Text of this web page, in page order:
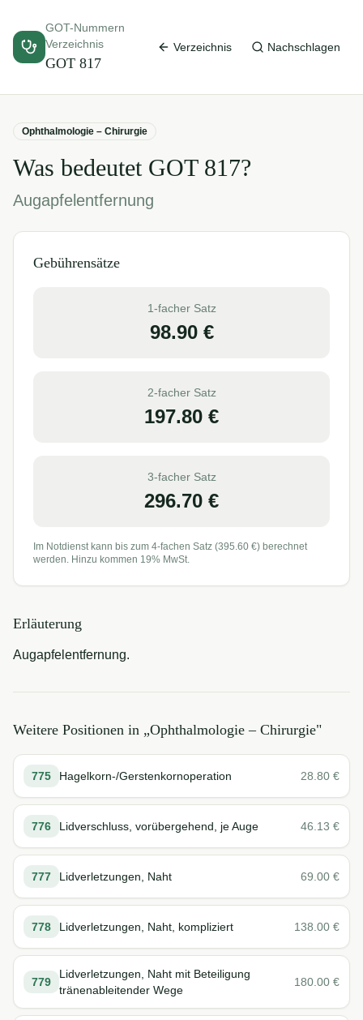
GOT-Nummern
Verzeichnis
GOT 817
Verzeichnis Nachschlagen
Ophthalmologie – Chirurgie
Was bedeutet GOT 817?
Augapfelentfernung
Gebührensätze
1-facher Satz
98.90€
2-facher Satz
197.80 €
3-facher Satz
296.70 €
Im Notdienst kann bis zum 4-fachen Satz (395.60 €) berechnet
werden. Hinzu kommen 19% MwSt.
Erläuterung
Augapfelentfernung.
Weitere Positionen in „Ophthalmologie – Chirurgie"
775 Hagelkorn-/Gerstenkornoperation 28.80 €
776 Lidverschluss, vorübergehend, je Auge 46.13 €
777 Lidverletzungen, Naht 69.00 €
778 Lidverletzungen, Naht, kompliziert 138.00 €
779
Lidverletzungen, Naht mit Beteiligung
tränenableitender Wege
180.00 €